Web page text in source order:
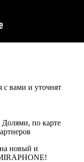
с вами и уточнят
по карте
новый и